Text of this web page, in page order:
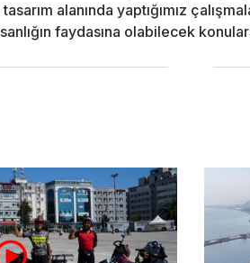
alanında yaptığımız
faydasına olabilecek